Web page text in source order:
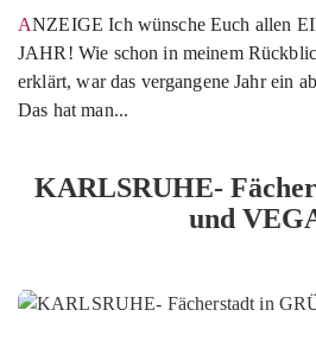
ANZEIGE Ich wünsche Euch allen EIN FROHES NEUES
JAHR! Wie schon in meinem
erklärt, war das vergangene Jahr ein
Das hat man...
KARLSRUHE-
und